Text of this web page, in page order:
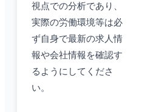
視点での分析であり、
実際の労働環境等は必
ず自身で最新の求人情
報や会社情報を確認す
るようにしてくださ
い。